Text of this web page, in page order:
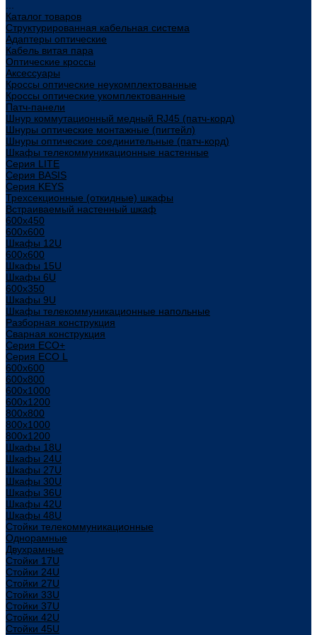
Каталог товаров
Структурированная кабельная система
Адаптеры оптические
Кабель витая пара
Оптические кроссы
Аксессуары
Кроссы оптические неукомплектованные
Кроссы оптические укомплектованные
Патч-панели
Шнур коммутационный медный RJ45 (патч-корд)
Шнуры оптические монтажные (пигтейл)
Шнуры оптические соединительные (патч-корд)
Шкафы телекоммуникационные настенные
Cерия LITE
Cерия BASIS
Cерия KEYS
Трехсекционные (откидные) шкафы
Встраиваемый настенный шкаф
600x450
600x600
Шкафы 12U
600x600
Шкафы 15U
Шкафы 6U
600x350
Шкафы 9U
Шкафы телекоммуникационные напольные
Разборная конструкция
Сварная конструкция
Серия ECO+
Серия ECO L
600x600
600x800
600х1000
600х1200
800x800
800х1000
800х1200
Шкафы 18U
Шкафы 24U
Шкафы 27U
Шкафы 30U
Шкафы 36U
Шкафы 42U
Шкафы 48U
Стойки телекоммуникационные
Однорамные
Двухрамные
Стойки 17U
Стойки 24U
Стойки 27U
Стойки 33U
Стойки 37U
Стойки 42U
Стойки 45U